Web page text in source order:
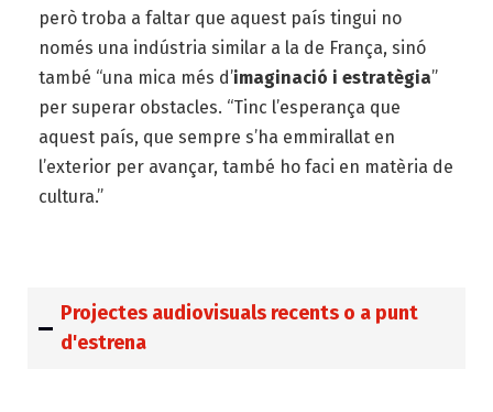
però troba a faltar que aquest país tingui no
només una indústria similar a la de França, sinó
també “una mica més d’imaginació i estratègia”
per superar obstacles. “Tinc l’esperança que
aquest país, que sempre s’ha emmirallat en
l’exterior per avançar, també ho faci en matèria de
cultura.”
Projectes audiovisuals recents o a punt
d'estrena